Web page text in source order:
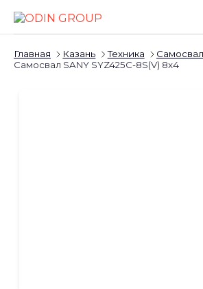
Главная Казань Техника
Самосвал SANY SYZ425C-8S(V) 8x4